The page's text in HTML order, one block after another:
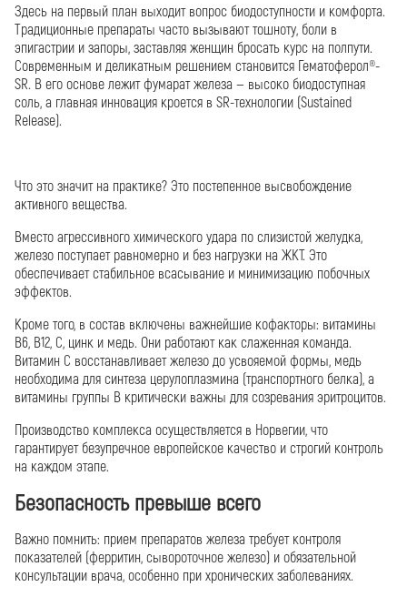
Здесь на первый план выходит вопрос биодоступности и комфорта.
Традиционные препараты часто вызывают тошноту, боли в
эпигастрии и запоры, заставляя женщин бросать курс на полпути.
Современным и деликатным решением становится Гематоферол®-
SR. В его основе лежит фумарат железа — высоко биодоступная
соль, а главная инновация кроется в SR-технологии (Sustained
Release).
Что это значит на практике? Это постепенное высвобождение
активного вещества.
Вместо агрессивного химического удара по слизистой желудка,
железо поступает равномерно и без нагрузки на ЖКТ. Это
обеспечивает стабильное всасывание и минимизацию побочных
эффектов.
Кроме того, в состав включены важнейшие кофакторы: витамины
В6, В12, С, цинк и медь. Они работают как слаженная команда.
Витамин С восстанавливает железо до усвояемой формы, медь
необходима для синтеза церулоплазмина (транспортного белка), а
витамины группы В критически важны для созревания эритроцитов.
Производство комплекса осуществляется в Норвегии, что
гарантирует безупречное европейское качество и строгий контроль
на каждом этапе.
Безопасность превыше всего
Важно помнить: прием препаратов железа требует контроля
показателей (ферритин, сывороточное железо) и обязательной
консультации врача, особенно при хронических заболеваниях.